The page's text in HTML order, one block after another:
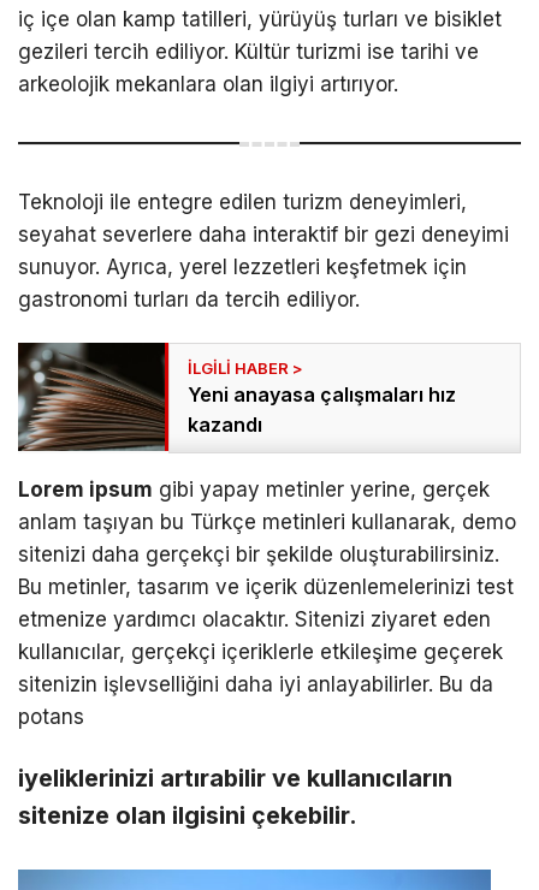
iç içe olan kamp tatilleri, yürüyüş turları ve bisiklet
gezileri tercih ediliyor. Kültür turizmi ise tarihi ve
arkeolojik mekanlara olan ilgiyi artırıyor.
Teknoloji ile entegre edilen turizm deneyimleri,
seyahat severlere daha interaktif bir gezi deneyimi
sunuyor. Ayrıca, yerel lezzetleri keşfetmek için
gastronomi turları da tercih ediliyor.
Yeni anayasa çalışmaları hız
kazandı
Lorem ipsum gibi yapay metinler yerine, gerçek
anlam taşıyan bu Türkçe metinleri kullanarak, demo
sitenizi daha gerçekçi bir şekilde oluşturabilirsiniz.
Bu metinler, tasarım ve içerik düzenlemelerinizi test
etmenize yardımcı olacaktır. Sitenizi ziyaret eden
kullanıcılar, gerçekçi içeriklerle etkileşime geçerek
sitenizin işlevselliğini daha iyi anlayabilirler. Bu da
potans
iyeliklerinizi artırabilir ve kullanıcıların
sitenize olan ilgisini çekebilir.